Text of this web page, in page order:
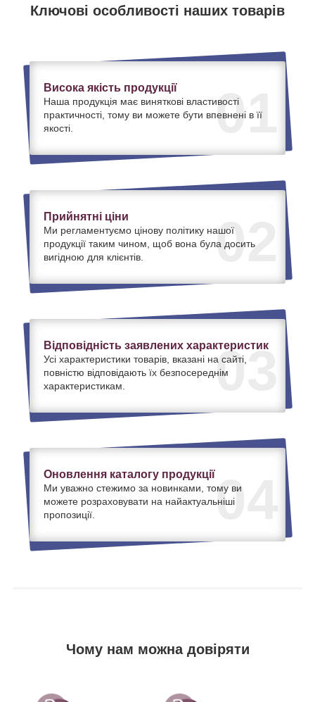
Ключові особливості наших товарів
01
Висока якість продукції
Наша продукція має виняткові властивості
практичності, тому ви можете бути впевнені в її
якості.
02
Прийнятні ціни
Ми регламентуємо цінову політику нашої
продукції таким чином, щоб вона була досить
вигідною для клієнтів.
03
Відповідність заявлених характеристик
Усі характеристики товарів, вказані на сайті,
повністю відповідають їх безпосереднім
характеристикам.
04
Оновлення каталогу продукції
Ми уважно стежимо за новинками, тому ви
можете розраховувати на найактуальніші
пропозиції.
Чому нам можна довіряти